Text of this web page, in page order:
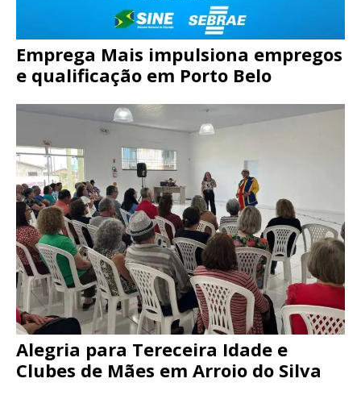
Emprega Mais impulsiona empregos
e qualificação em Porto Belo
Alegria para Tereceira Idade e
Clubes de Mães em Arroio do Silva